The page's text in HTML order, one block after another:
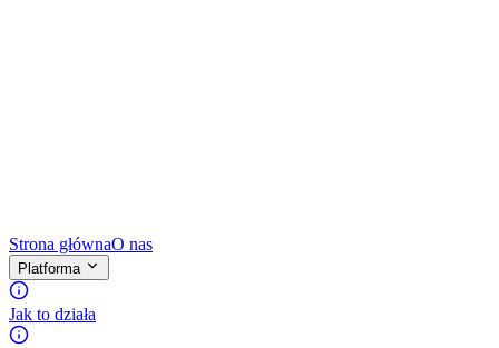
Strona głównaO nas
Platforma
Jak to działa